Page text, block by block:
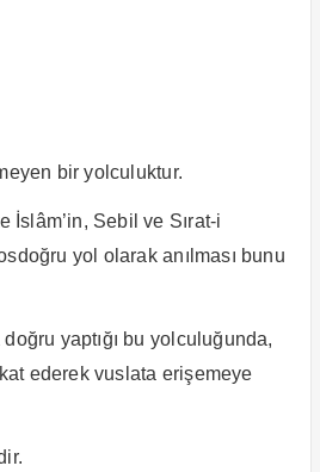
bir yolculuktur.
İslâm’in, Sebil ve Sırat-i
yol olarak anılması bunu
yaptığı bu yolculuğunda,
ederek vuslata erişemeye